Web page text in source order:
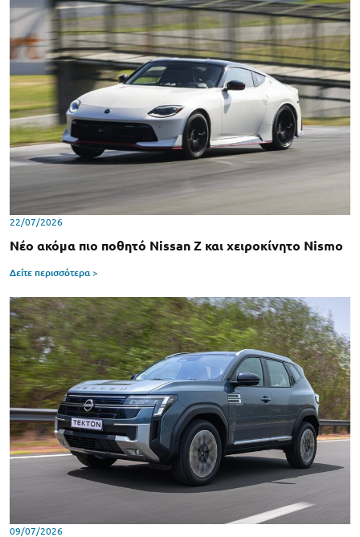
22/07/2026
Νέο ακόμα πιο ποθητό Nissan Z και χειροκίνητο Nismo
Δείτε περισσότερα >
09/07/2026